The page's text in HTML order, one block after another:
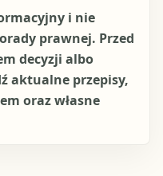
i nie
prawnej. Przed
decyzji albo
aktualne przepisy,
oraz własne